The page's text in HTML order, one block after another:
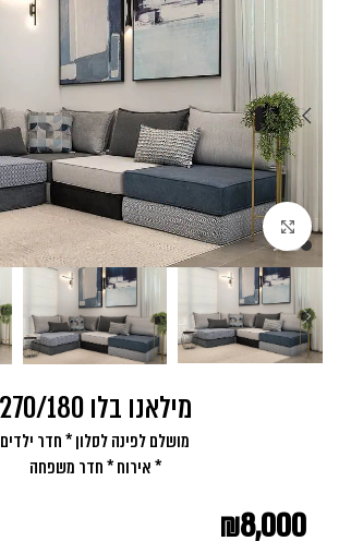
לחצו להגדלה
מילאנו בלו 270/180
מושלם לפינה לסלון * חדר ילדים
* אירוח * חדר משפחה
₪8,000